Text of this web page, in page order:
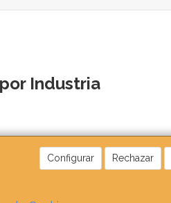
Configurar Rechazar
Industria